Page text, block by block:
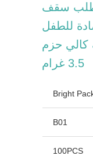
سقف
للطفل
كالي حزم
3.5 غرام
Bright
B01
100PCS